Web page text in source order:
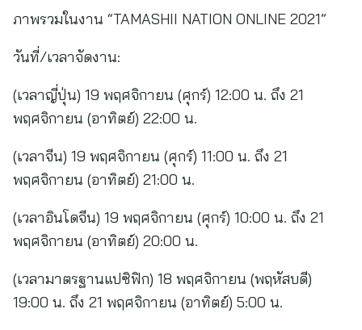
ภาพรวมในงาน “TAMASHII NATION ONLINE 2021”
วันที่/เวลาจัดงาน:
(เวลาญี่ปุ่น) 19 พฤศจิกายน (ศุกร์) 12:00 น. ถึง 21
พฤศจิกายน (อาทิตย์) 22:00 น.
(เวลาจีน) 19 พฤศจิกายน (ศุกร์) 11:00 น. ถึง 21
พฤศจิกายน (อาทิตย์) 21:00 น.
(เวลาอินโดจีน) 19 พฤศจิกายน (ศุกร์) 10:00 น. ถึง 21
พฤศจิกายน (อาทิตย์) 20:00 น.
(เวลามาตรฐานแปซิฟิก) 18 พฤศจิกายน (พฤหัสบดี)
19:00 น. ถึง 21 พฤศจิกายน (อาทิตย์) 5:00 น.